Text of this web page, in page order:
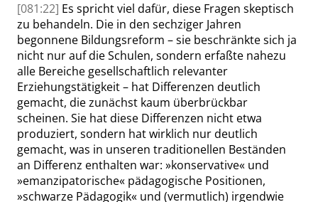
[081:22] Es spricht viel dafür, diese Fragen skeptisch
zu behandeln. Die in den sechziger Jahren
begonnene Bildungsreform – sie beschränkte sich ja
nicht nur auf die Schulen, sondern erfaßte nahezu
alle Bereiche gesellschaftlich relevanter
Erziehungstätigkeit – hat Differenzen deutlich
gemacht, die zunächst kaum überbrückbar
scheinen. Sie hat diese Differenzen nicht etwa
produziert, sondern hat wirklich nur deutlich
gemacht, was in unseren traditionellen Beständen
an Differenz enthalten war: »konservative« und
»emanzipatorische« pädagogische Positionen,
»schwarze Pädagogik« und (vermutlich) irgendwie